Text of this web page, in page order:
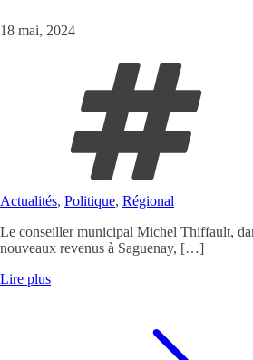
18 mai, 2024
Actualités, Politique, Régional
Le conseiller municipal Michel Thiffault,
nouveaux revenus à Saguenay, […]
Lire plus